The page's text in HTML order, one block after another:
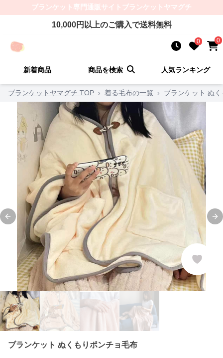
ブランケット 専門通販サイト ブランケットヤマグチ
10,000円以上のご購入で送料無料
0 0
新着商品 商品を検索 人気ランキング
ブランケットヤマグチ TOP › 着る毛布の一覧 › ブランケット ぬ
Previous slide
ブランケット ぬくもりポンチョ毛布